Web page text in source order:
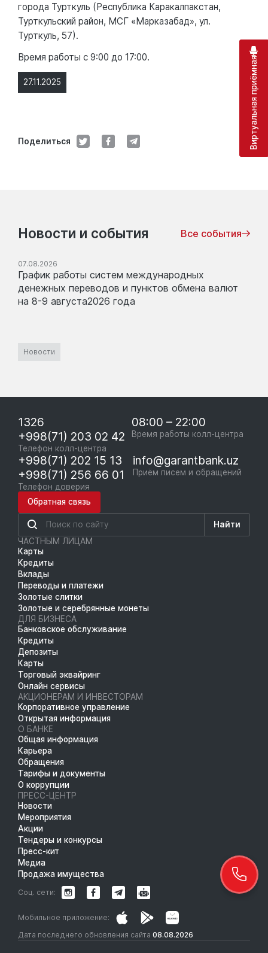
27.11.2025
Поделиться
города Турткуль (Республика Каракалпакстан,
Турткульский район, МСГ «Марказабад», ул.
Турткуль, 57).
Время работы с 9:00 до 17:00.
Новости и события Все события
07.08.2026
График работы систем международных
денежных переводов и пунктов обмена валют
на 8-9 августа2026 года
Новости
1326
+998(71) 203 02 42
Телефон колл-центра
08:00 – 22:00
Время работы колл-центра
+998(71) 202 15 13
+998(71) 256 66 01
Телефон доверия
info@garantbank.uz
Приём писем и обращений
Обратная связь
Найти
ЧАСТНЫМ ЛИЦАМ
Карты
Кредиты
Вклады
Переводы и платежи
Золотые слитки
Золотые и серебрянные монеты
ДЛЯ БИЗНЕСА
Банковское обслуживание
Кредиты
Депозиты
Карты
Торговый эквайринг
Онлайн сервисы
АКЦИОНЕРАМ И ИНВЕСТОРАМ
Корпоративное управление
Открытая информация
О БАНКЕ
Общая информация
Карьера
Обращения
Тарифы и документы
О коррупции
ПРЕСС-ЦЕНТР
Новости
Мероприятия
Акции
Тендеры и конкурсы
Пресс-кит
Медиа
Продажа имущества
Дата последнего обновления сайта 08.08.2026
Мобильное приложение:
Соц. сети:
Виртуальная приёмная